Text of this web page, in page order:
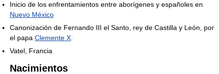
Inicio de los enfrentamientos entre aborígenes y españoles en
Nuevo México
Canonización de Fernando III el Santo, rey de Castilla y León, por
el papa Clemente X
Vatel, Francia
Nacimientos